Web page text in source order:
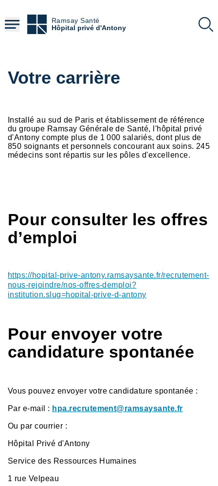
contenu
principal
Ramsay Santé
Hôpital privé d'Antony
Votre carrière
Installé au sud de Paris et établissement de référence
du groupe Ramsay Générale de Santé, l'hôpital privé
d'Antony compte plus de 1 000 salariés, dont plus de
850 soignants et personnels concourant aux soins. 245
médecins sont répartis sur les pôles d'excellence.
Pour consulter les offres
d’emploi
https://hopital-prive-antony.ramsaysante.fr/recrutement-
nous-rejoindre/nos-offres-demploi?
institution.slug=hopital-prive-d-antony
Pour envoyer votre
candidature spontanée
Vous pouvez envoyer votre candidature spontanée :
Par e-mail : hpa.recrutement@ramsaysante.fr
Ou par courrier :
Hôpital Privé d'Antony
Service des Ressources Humaines
1 rue Velpeau